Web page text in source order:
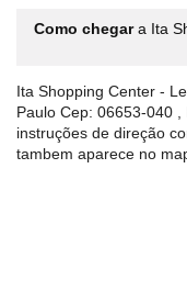
Como chegara Ita
Ita Shopping Center -
Paulo Cep: 06653-040
instruções de direção
tambem aparece no